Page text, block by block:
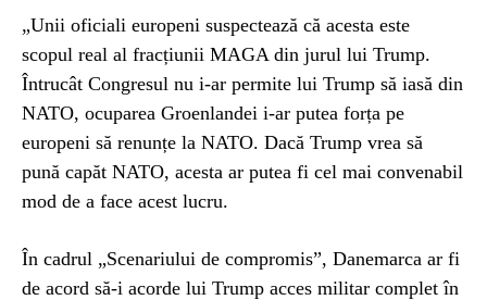
„Unii oficiali europeni suspectează că acesta este
scopul real al fracțiunii MAGA din jurul lui Trump.
Întrucât Congresul nu i-ar permite lui Trump să iasă din
NATO, ocuparea Groenlandei i-ar putea forța pe
europeni să renunțe la NATO. Dacă Trump vrea să
pună capăt NATO, acesta ar putea fi cel mai convenabil
mod de a face acest lucru.
În cadrul „Scenariului de compromis”, Danemarca ar fi
de acord să-i acorde lui Trump acces militar complet în